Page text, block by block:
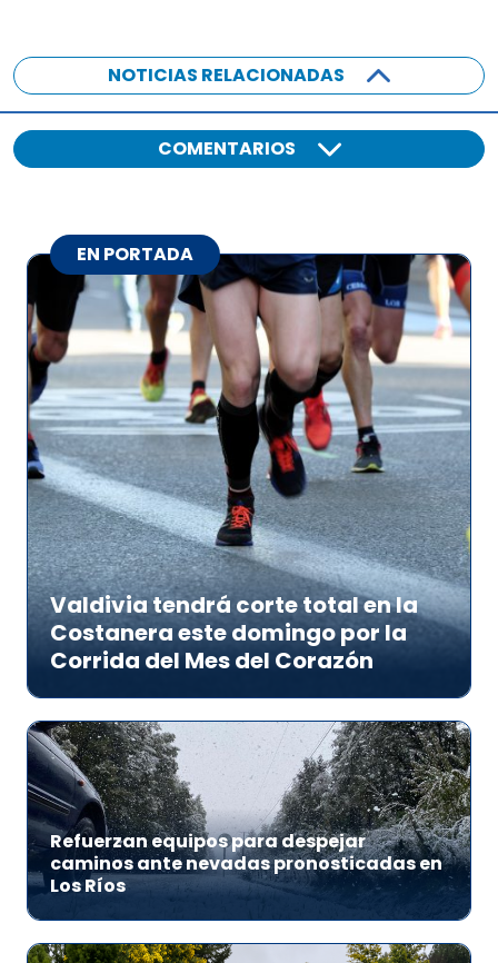
NOTICIAS RELACIONADAS
COMENTARIOS
EN PORTADA
Valdivia tendrá corte total en la
Costanera este domingo por la
Corrida del Mes del Corazón
Refuerzan equipos para despejar
caminos ante nevadas pronosticadas en
Los Ríos